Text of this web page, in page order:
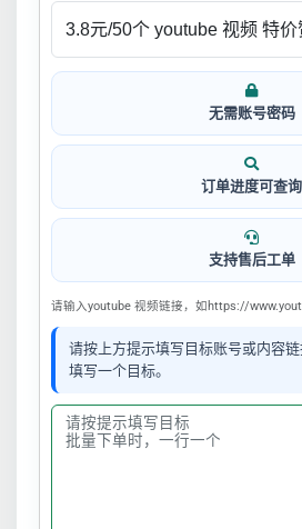
无需账号密码
订单进度可查询
支持售后工单
请输入youtube 视频链接，如https://
请按上方提示填写目标账号或内容
填写一个目标。